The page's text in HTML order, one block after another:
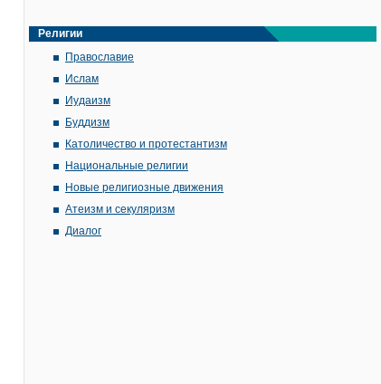
Религии
Православие
Ислам
Иудаизм
Буддизм
Католичество и протестантизм
Национальные религии
Новые религиозные движения
Атеизм и секуляризм
Диалог